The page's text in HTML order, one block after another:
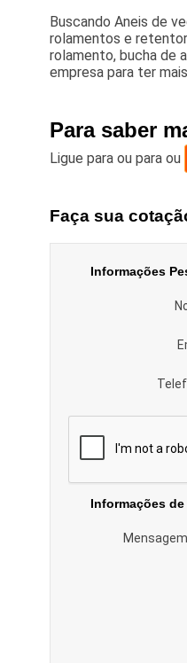
Buscando Aneis de
rolamentos e
rolamento, bucha de
empresa para ter
Para saber
Ligue para ou para ou
Faça sua
Informações
Informações